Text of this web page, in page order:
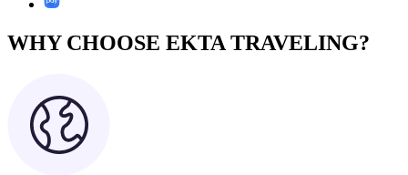
WHY CHOOSE EKTA TRAVELING?